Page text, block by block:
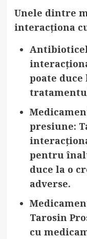
Unele dintre
interacționa
poate duce
presiune:
pentru
duce la o
adverse.
Tarosin
cu